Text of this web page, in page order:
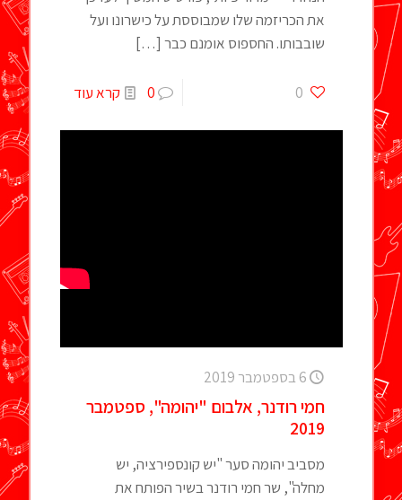
את הכריזמה שלו שמבוססת על כישרונו ועל
שובבותו. החספוס אומנם כבר […]
0
0 קרא עוד
6 בספטמבר 2019
חמי רודנר, אלבום "יהומה", ספטמבר
2019
מסביב יהומה סער "יש קונספירציה, יש
מחלה", שר חמי רודנר בשיר הפותח את